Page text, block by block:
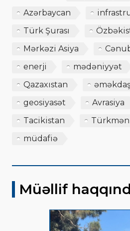
Azərbaycan
Türk Şurası
Mərkəzi Asiya
enerji
mədəniyyət
Qazaxıstan
geosiyasət
Avrasiya
Tacikistan
müdafiə
Müəllif